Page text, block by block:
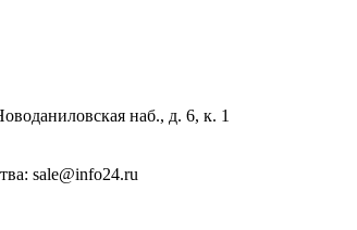
наб., д. 6, к. 1
sale@info24.ru